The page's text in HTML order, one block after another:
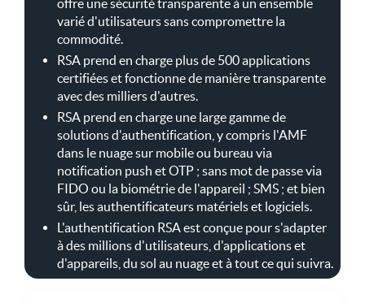
offre une sécurité transparente à un ensemble
varié d'utilisateurs sans compromettre la
commodité.
RSA prend en charge plus de 500 applications
certifiées et fonctionne de manière transparente
avec des milliers d'autres.
RSA prend en charge une large gamme de
solutions d'authentification, y compris l'AMF
dans le nuage sur mobile ou bureau via
notification push et OTP ; sans mot de passe via
FIDO ou la biométrie de l'appareil ; SMS ; et bien
sûr, les authentificateurs matériels et logiciels.
L'authentification RSA est conçue pour s'adapter
à des millions d'utilisateurs, d'applications et
d'appareils, du sol au nuage et à tout ce qui suivra.